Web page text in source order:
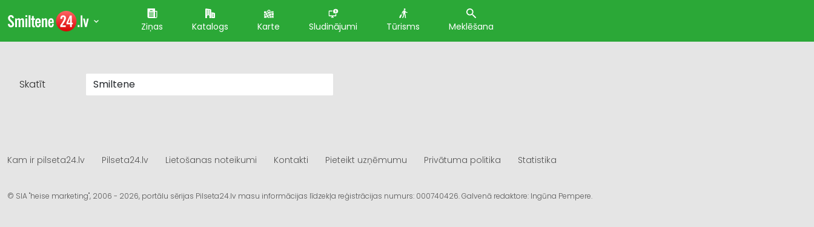
Ziņas Katalogs Karte Sludinājumi Tūrisms Meklēšana
Skatīt
Kam ir pilseta24.lv Pilseta24.lv Lietošanas noteikumi Kontakti Pieteikt uzņēmumu Privātuma politika Statistika
© SIA "heise marketing", 2006 - 2026, portālu sērijas Pilseta24.lv masu informācijas līdzekļa reģistrācijas numurs: 000740426. Galvenā redaktore: Ingūna Pempere.